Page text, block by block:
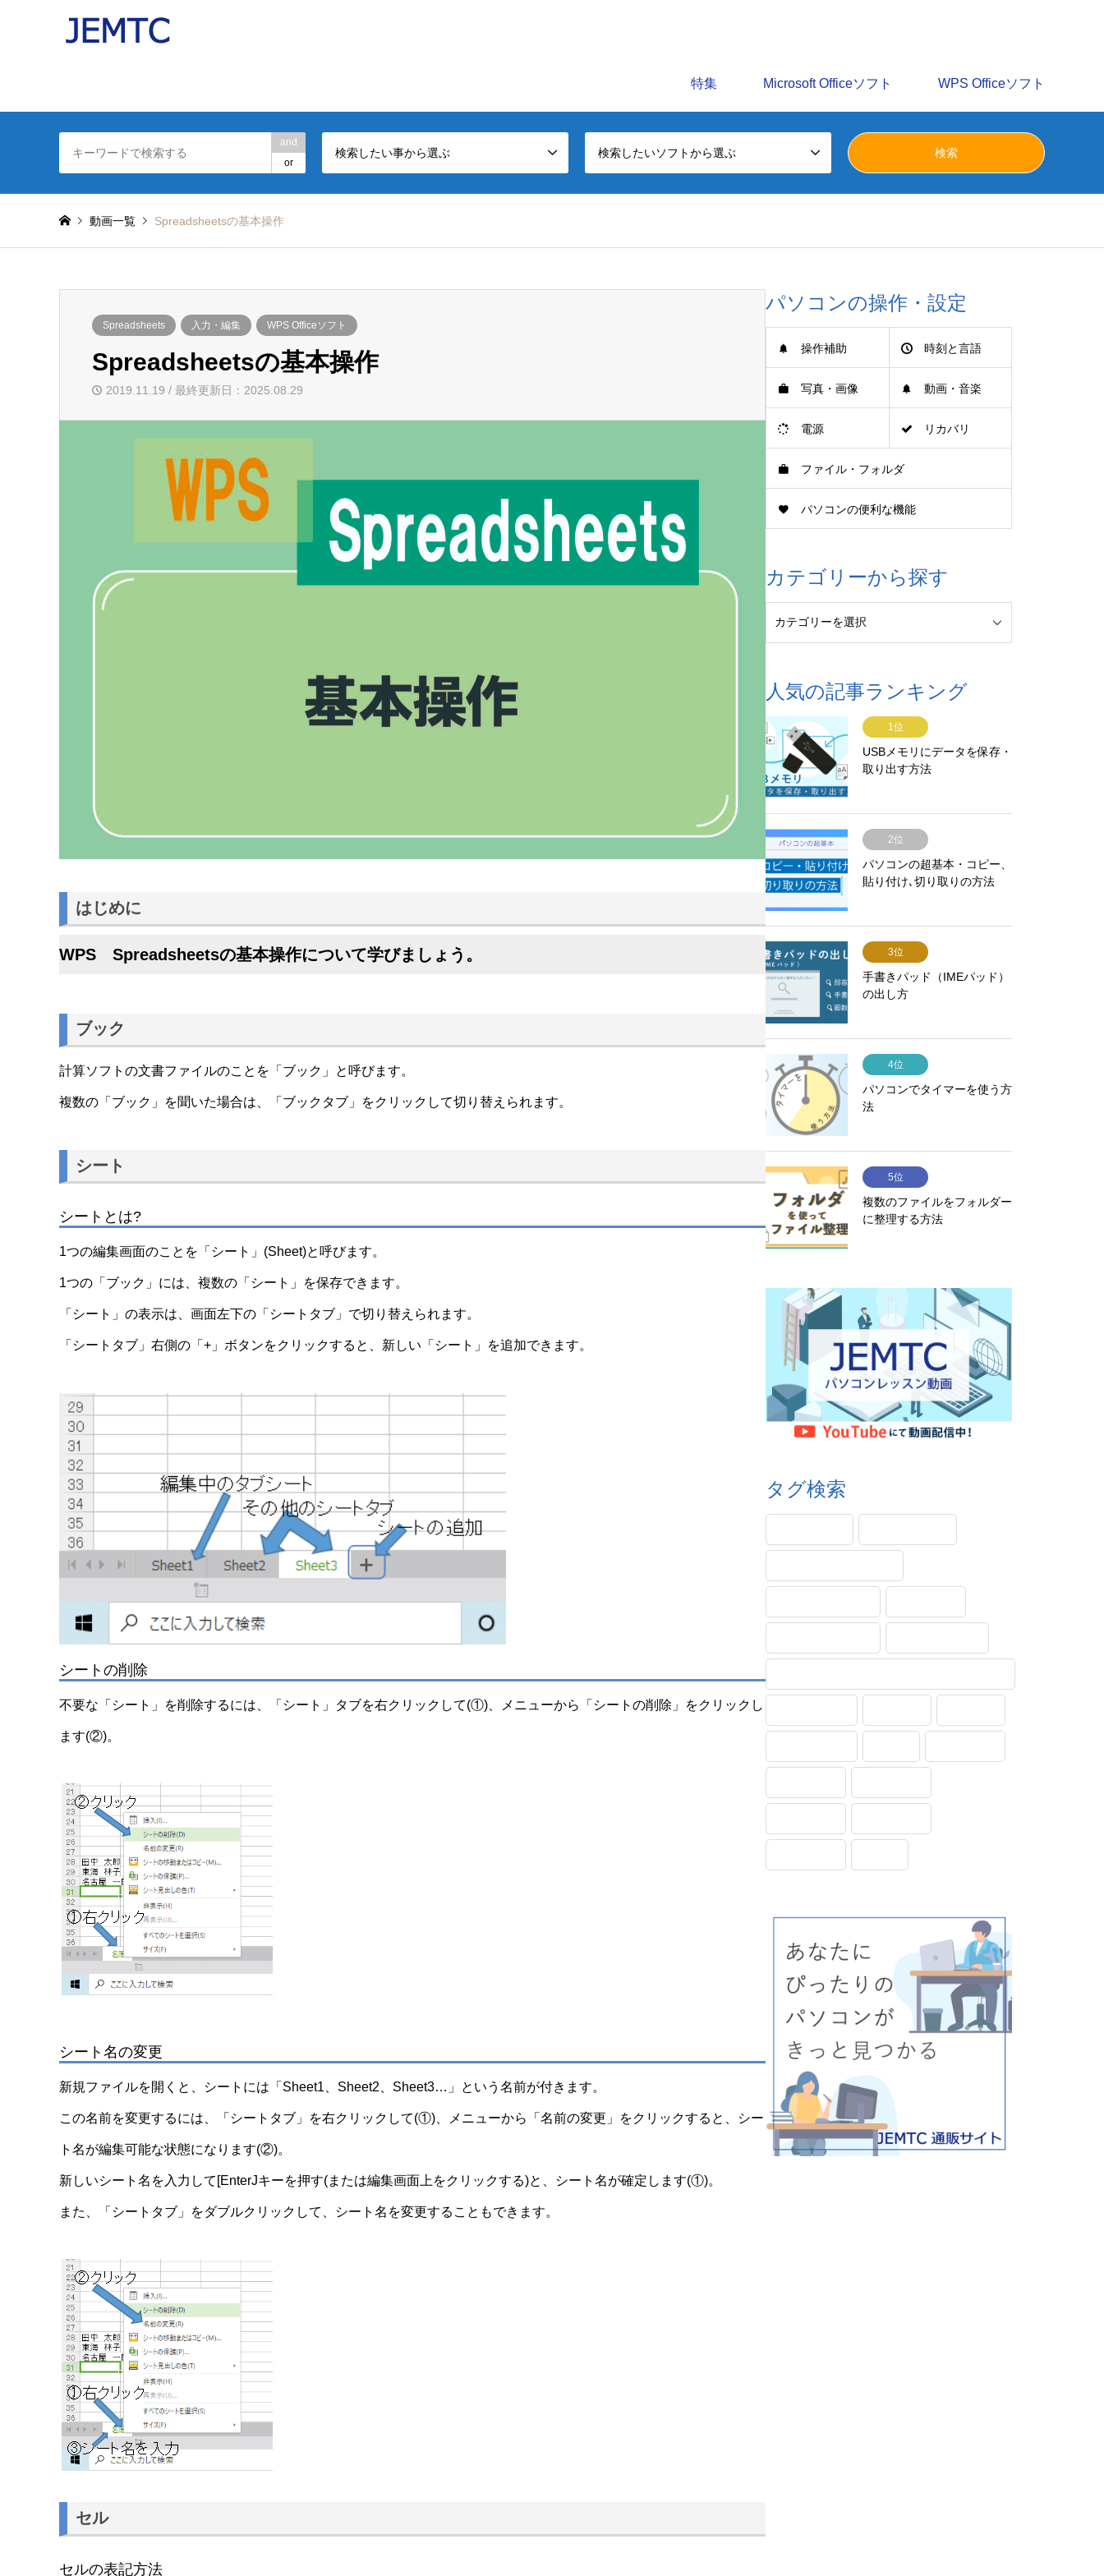
特集 Microsoft Officeソフト WPS Officeソフト
and
or
検索したい事から選ぶ 検索したいソフトから選ぶ
動画一覧 Spreadsheetsの基本操作
Spreadsheets 入力・編集 WPS Officeソフト
Spreadsheetsの基本操作
2019.11.19 / 最終更新日：2025.08.29
はじめに
WPS Spreadsheetsの基本操作について学びましょう。
ブック
計算ソフトの文書ファイルのことを「ブック」と呼びます。
複数の「ブック」を聞いた場合は、「ブックタブ」をクリックして切り替えられます。
シート
シートとは?
1つの編集画面のことを「シート」(Sheet)と呼びます。
1つの「ブック」には、複数の「シート」を保存できます。
「シート」の表示は、画面左下の「シートタブ」で切り替えられます。
「シートタブ」右側の「+」ボタンをクリックすると、新しい「シート」を追加できます。
シートの削除
不要な「シート」を削除するには、「シート」タブを右クリックして(①)、メニューから「シートの削除」をクリックし
ます(②)。
シート名の変更
新規ファイルを開くと、シートには「Sheet1、Sheet2、Sheet3…」という名前が付きます。
この名前を変更するには、「シートタブ」を右クリックして(①)、メニューから「名前の変更」をクリックすると、シー
ト名が編集可能な状態になります(②)。
新しいシート名を入力して[EnterJキーを押す(または編集画面上をクリックする)と、シート名が確定します(①)。
また、「シートタブ」をダブルクリックして、シート名を変更することもできます。
セル
セルの表記方法
パソコンの操作・設定
操作補助 時刻と言語
写真・画像 動画・音楽
電源 リカバリ
ファイル・フォルダ
パソコンの便利な機能
カテゴリーから探す
人気の記事ランキング
1位
USBメモリにデータを保存・
取り出す方法
2位
パソコンの超基本・コピー、
貼り付け､切り取りの方法
3位
手書きパッド（IMEパッド）
の出し方
4位
パソコンでタイマーを使う方
法
5位
複数のファイルをフォルダー
に整理する方法
タグ検索